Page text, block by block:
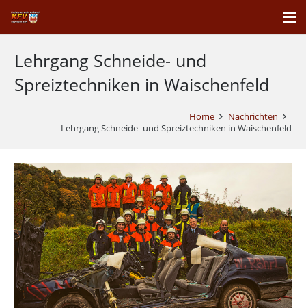
Lehrgang Schneide- und
Spreiztechniken in Waischenfeld
Home
Nachrichten
Lehrgang Schneide- und Spreiztechniken in Waischenfeld